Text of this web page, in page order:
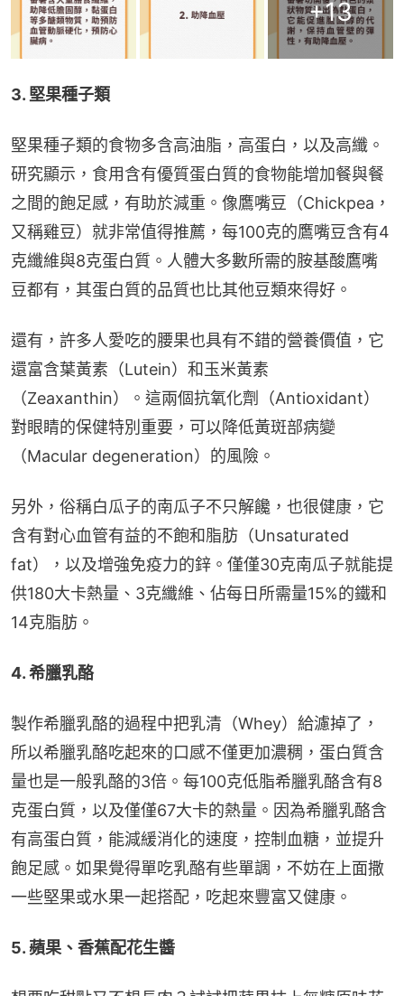
+13
3. 堅果種子類
堅果種子類的食物多含高油脂，高蛋白，以及高纖。
研究顯示，食用含有優質蛋白質的食物能增加餐與餐
之間的飽足感，有助於減重。像鷹嘴豆（Chickpea，
又稱雞豆）就非常值得推薦，每100克的鷹嘴豆含有4
克纖維與8克蛋白質。人體大多數所需的胺基酸鷹嘴
豆都有，其蛋白質的品質也比其他豆類來得好。
還有，許多人愛吃的腰果也具有不錯的營養價值，它
還富含葉黃素（Lutein）和玉米黃素
（Zeaxanthin）。這兩個抗氧化劑（Antioxidant）
對眼睛的保健特別重要，可以降低黃斑部病變
（Macular degeneration）的風險。
另外，俗稱白瓜子的南瓜子不只解饞，也很健康，它
含有對心血管有益的不飽和脂肪（Unsaturated
fat），以及增強免疫力的鋅。僅僅30克南瓜子就能提
供180大卡熱量、3克纖維、佔每日所需量15%的鐵和
14克脂肪。
4. 希臘乳酪
製作希臘乳酪的過程中把乳清（Whey）給濾掉了，
所以希臘乳酪吃起來的口感不僅更加濃稠，蛋白質含
量也是一般乳酪的3倍。每100克低脂希臘乳酪含有8
克蛋白質，以及僅僅67大卡的熱量。因為希臘乳酪含
有高蛋白質，能減緩消化的速度，控制血糖，並提升
飽足感。如果覺得單吃乳酪有些單調，不妨在上面撒
一些堅果或水果一起搭配，吃起來豐富又健康。
5. 蘋果、香蕉配花生醬